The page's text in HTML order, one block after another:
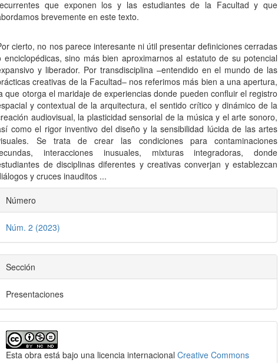
que exponen los y las estudiantes de la Facultad y que
brevemente en este texto.
cierto, no nos parece interesante ni útil presentar definiciones cerradas
enciclopédicas, sino más bien aproximarnos al estatuto de su potencial
y liberador. Por transdisciplina –entendido en el mundo de las
creativas de la Facultad– nos referimos más bien a una apertura,
que otorga el maridaje de experiencias donde pueden confluir el registro
y contextual de la arquitectura, el sentido crítico y dinámico de la
audiovisual, la plasticidad sensorial de la música y el arte sonoro,
como el rigor inventivo del diseño y la sensibilidad lúcida de las artes
Se trata de crear las condiciones para contaminaciones
interacciones inusuales, mixturas integradoras, donde
de disciplinas diferentes y creativas converjan y establezcan
y cruces inauditos ...
Número
Núm. 2 (2023)
Sección
Presentaciones
Esta obra está bajo una licencia internacionalCreative Commons